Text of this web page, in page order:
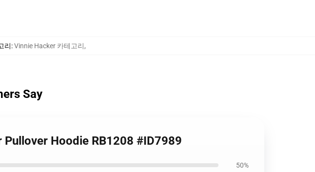
리:Vinnie Hacker 카테고리,
Say
Hoodie RB1208 #ID7989
50%